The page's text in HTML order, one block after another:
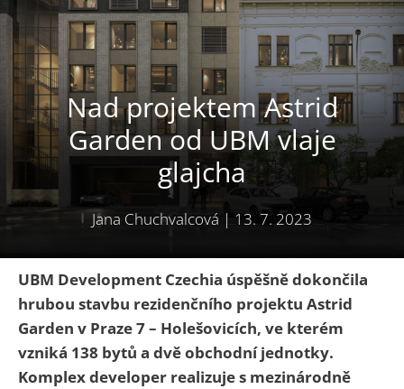
Nad projektem Astrid
Garden od UBM vlaje
glajcha
Jana Chuchvalcová | 13. 7. 2023
UBM Development Czechia úspěšně dokončila
hrubou stavbu rezidenčního projektu Astrid
Garden v Praze 7 – Holešovicích, ve kterém
vzniká 138 bytů a dvě obchodní jednotky.
Komplex developer realizuje s mezinárodně